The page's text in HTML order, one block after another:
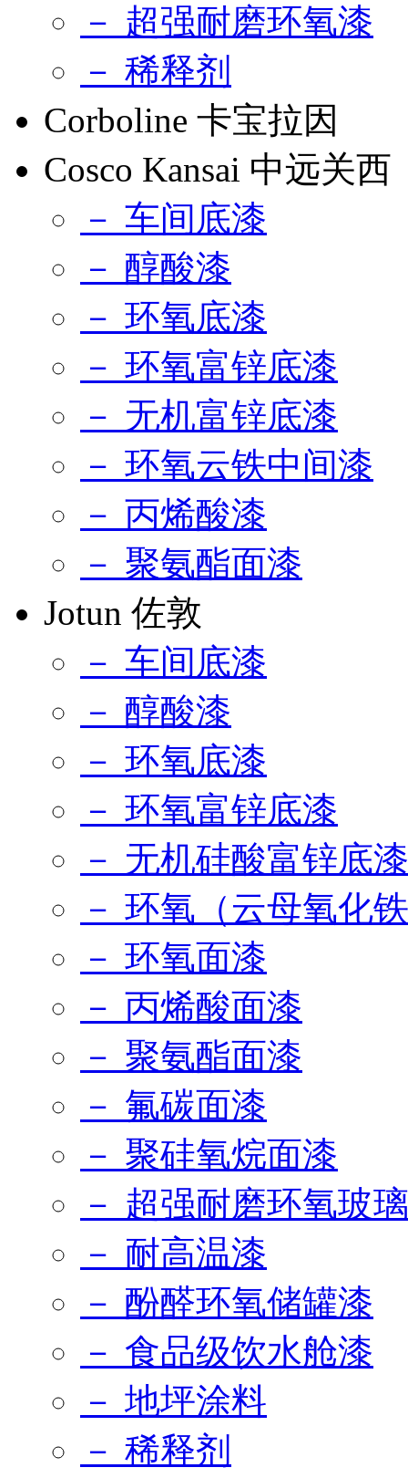
－ 超强耐磨环氧漆
－ 稀释剂
Corboline 卡宝拉因
Cosco Kansai 中远关西
－ 车间底漆
－ 醇酸漆
－ 环氧底漆
－ 环氧富锌底漆
－ 无机富锌底漆
－ 环氧云铁中间漆
－ 丙烯酸漆
－ 聚氨酯面漆
Jotun 佐敦
－ 车间底漆
－ 醇酸漆
－ 环氧底漆
－ 环氧富锌底漆
－ 无机硅酸富锌底漆
－ 环氧（云母氧化
－ 环氧面漆
－ 丙烯酸面漆
－ 聚氨酯面漆
－ 氟碳面漆
－ 聚硅氧烷面漆
－ 超强耐磨环氧玻
－ 耐高温漆
－ 酚醛环氧储罐漆
－ 食品级饮水舱漆
－ 地坪涂料
－ 稀释剂